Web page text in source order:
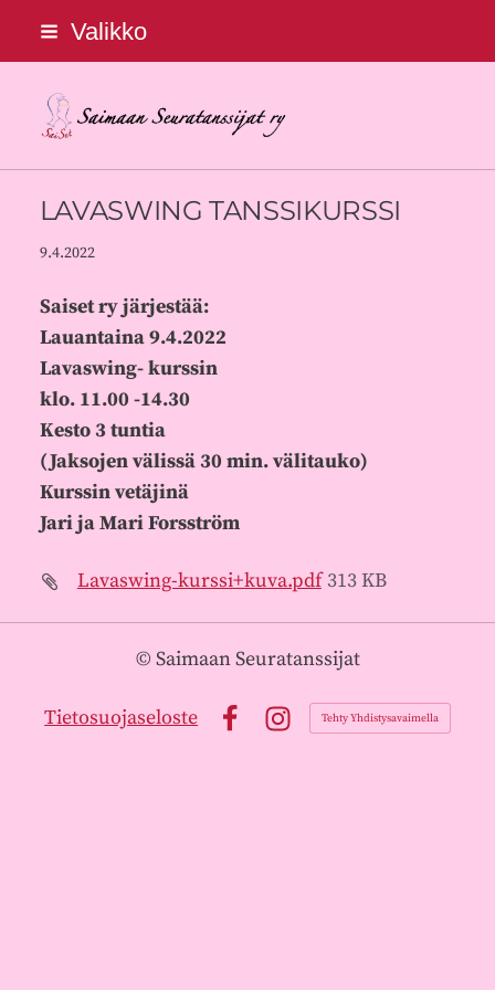
Siirry
sivun
sisältöön
Valikko
Saimaan Seuratanssijat ry
LAVASWING TANSSIKURSSI
9.4.2022
Saiset ry järjestää:
Lauantaina 9.4.2022
Lavaswing- kurssin
klo. 11.00 -14.30
Kesto 3 tuntia
(Jaksojen välissä 30 min. välitauko)
Kurssin vetäjinä
Jari ja Mari Forsström
Lavaswing-kurssi+kuva.pdf 313 KB
© Saimaan Seuratanssijat
Tietosuojaseloste
Tehty Yhdistysavaimella